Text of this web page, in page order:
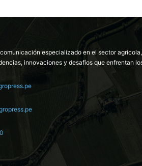
especializado en el sector
innovaciones y desafíos que enfrentan